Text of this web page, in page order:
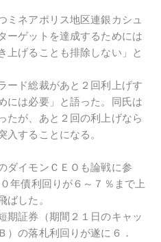
ミネアポリス地区連銀カシュ
ーゲットを達成するためには
上げることも排除しない」と
ード総裁があと２回利上げす
には必要」と語った。同氏は
たが、あと２回の利上げなら
入することになる。
ダイモンＣＥＯも論戦に参
年債利回りが６～７％まで上
ばした。
期証券（期間２１日のキャッ
）の落札利回りが遂に６．